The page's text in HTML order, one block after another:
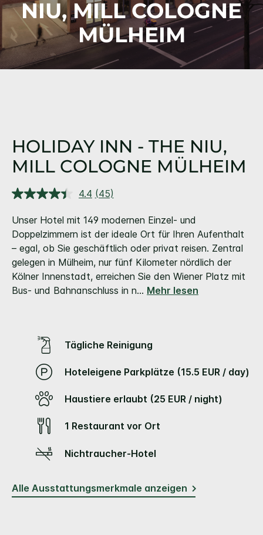
NIU, MILL COLOGNE
MÜLHEIM
HOLIDAY INN - THE NIU,
MILL COLOGNE MÜLHEIM
4.4 45
lesen.
Link
auf
derselben
Seite.
(45)
Unser Hotel mit 149 modernen Einzel- und
Doppelzimmern ist der ideale Ort für Ihren Aufenthalt
– egal, ob Sie geschäftlich oder privat reisen. Zentral
gelegen in Mülheim, nur fünf Kilometer nördlich der
Kölner Innenstadt, erreichen Sie den Wiener Platz mit
Bus- und Bahnanschluss in n... Mehr lesen
Tägliche Reinigung
Hoteleigene Parkplätze (15.5 EUR / day)
Haustiere erlaubt (25 EUR / night)
1 Restaurant vor Ort
Nichtraucher-Hotel
Alle Ausstattungsmerkmale anzeigen